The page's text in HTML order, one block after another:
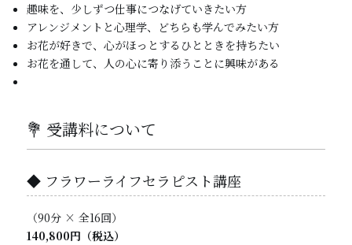
趣味を、少しずつ仕事につなげていきたい方
アレンジメントと心理学、どちらも学んでみたい方
お花が好きで、心がほっとするひとときを持ちたい
お花を通して、人の心に寄り添うことに興味がある
💐 受講料について
◆ フラワーライフセラピスト講座
（90分 × 全16回）
140,800円（税込）